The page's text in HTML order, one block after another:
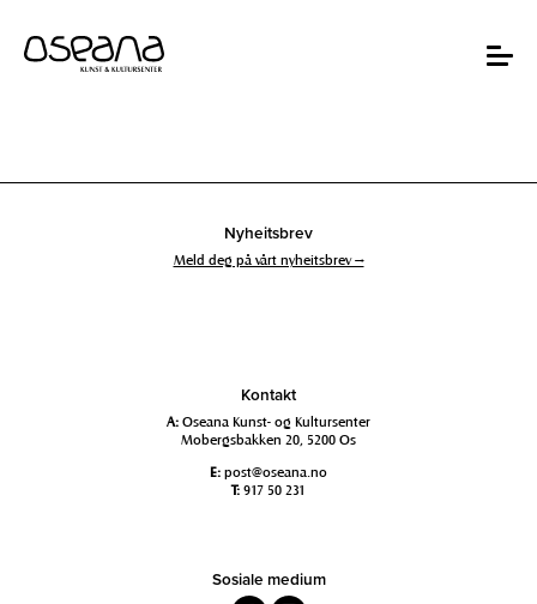
innhold
navigasjon
Toggle
Nyheitsbrev
Meld deg på vårt nyheitsbrev →
Kontakt
A: Oseana Kunst- og Kultursenter
Mobergsbakken 20, 5200 Os
E: post@oseana.no
T: 917 50 231
Sosiale medium